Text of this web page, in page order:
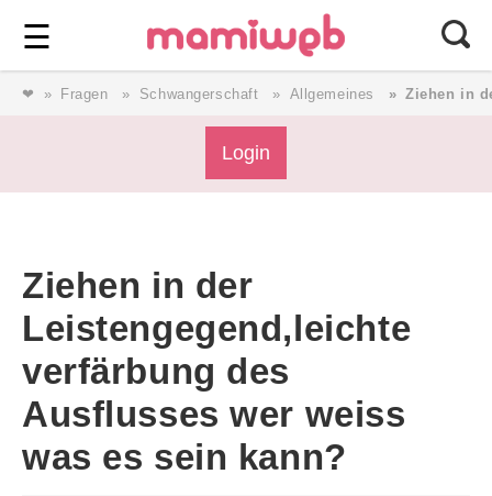
☰ ⎯ Wir lieben Familie ⎯
❤ Fragen Schwangerschaft Allgemeines Ziehen in
Login
Ziehen in der
Leistengegend,leichte
verfärbung des
Ausflusses wer weiss
was es sein kann?
Forum
Service
AGB & Impressum